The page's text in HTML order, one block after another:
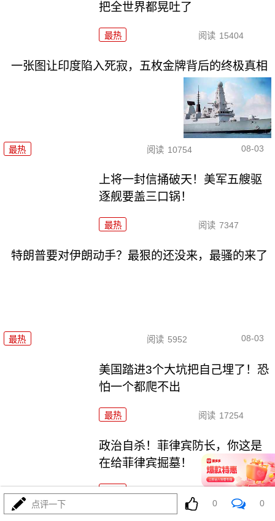
把全世界都晃吐了
最热 阅读 15404
一张图让印度陷入死寂，五枚金牌背后的终极真相
最热 阅读 10754 08-03
上将一封信捅破天！美军五艘驱
逐舰要盖三口锅！
最热 阅读 7347
特朗普要对伊朗动手？最狠的还没来，最骚的来了
最热 阅读 5952 08-03
美国踏进3个大坑把自己埋了！恐
怕一个都爬不出
最热 阅读 17254
政治自杀！菲律宾防长，你这是
在给菲律宾掘墓！
最热
点评一下 0 0